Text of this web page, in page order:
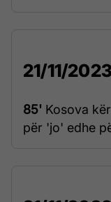
21/11/
85' Kosova
për 'jo' edhe